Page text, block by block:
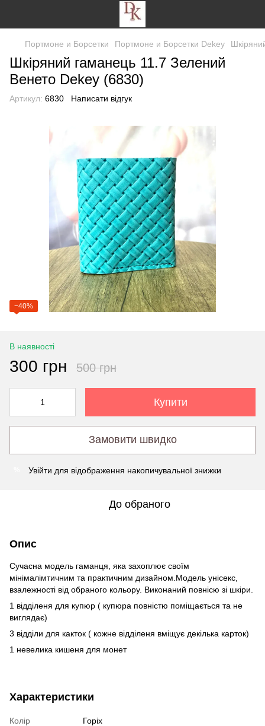
Портмоне и Борсетки Портмоне и Борсетки Dekey
Шкіряний гаманець 11.7 Зелений
Венето Dekey (6830)
Артикул: 6830 Написати відгук
−40%
В наявності
300 грн 500 грн
Купити
Замовити швидко
Увійти для відображення накопичувальної знижки
До обраного
Опис
Сучасна модель гаманця, яка захоплює своїм
мінімалімтичним та практичним дизайном.Модель унісекс,
взалежності від обраного кольору. Виконаний повнісю зі шкіри.
1 відділеня для купюр ( купюра повністю поміщається та не
виглядає)
3 відділи для какток ( кожне відділеня вміщує декілька карток)
1 невелика кишеня для монет
Характеристики
Колір
Горіх